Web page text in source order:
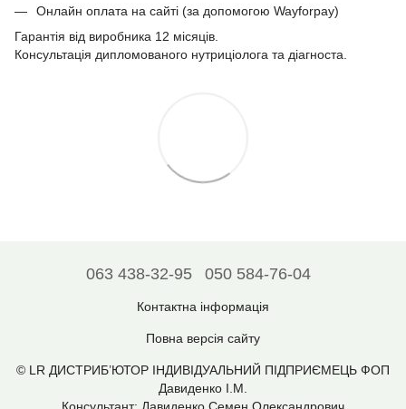
Онлайн оплата на сайті (за допомогою Wayforpay)
Гарантія від виробника 12 місяців.
Консультація дипломованого нутриціолога та діагноста.
063 438-32-95 050 584-76-04
Контактна інформація
Повна версія сайту
© LR ДИСТРИБ’ЮТОР ІНДИВІДУАЛЬНИЙ ПІДПРИЄМЕЦЬ ФОП
Давиденко І.М.